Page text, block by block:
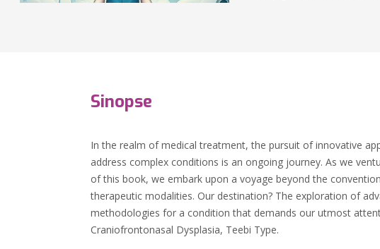
Sinopse
In the realm of medical treatment, the pursuit of innovative
address complex conditions is an ongoing journey. As we
of this book, we embark upon a voyage beyond the
therapeutic modalities. Our destination? The exploration of
methodologies for a condition that demands our utmost
Craniofrontonasal Dysplasia, Teebi Type.